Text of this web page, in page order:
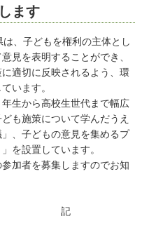
ます
、子どもを権利の主体とし
見を表明することができ、
適切に反映されるよう、環
います。
生から高校生世代まで幅広
も施策について学んだうえ
、子どもの意見を集めるプ
を設置しています。
加者を募集しますのでお知